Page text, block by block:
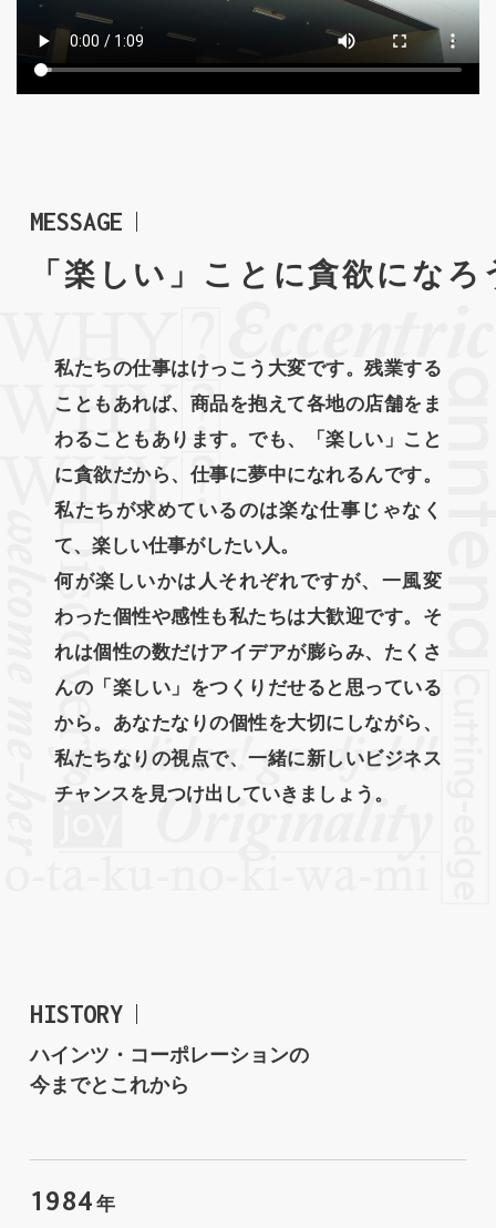
MESSAGE
「楽しい」ことに貪欲になろ
私たちの仕事はけっこう大変です。残業する
こともあれば、商品を抱えて各地の店舗をま
わることもあります。でも、「楽しい」こと
に貪欲だから、仕事に夢中になれるんです。
私たちが求めているのは楽な仕事じゃなく
て、楽しい仕事がしたい人。
何が楽しいかは人それぞれですが、一風変
わった個性や感性も私たちは大歓迎です。そ
れは個性の数だけアイデアが膨らみ、たくさ
んの「楽しい」をつくりだせると思っている
から。あなたなりの個性を大切にしながら、
私たちなりの視点で、一緒に新しいビジネス
チャンスを見つけ出していきましょう。
HISTORY
ハインツ・コーポレーションの
今までとこれから
1984 年